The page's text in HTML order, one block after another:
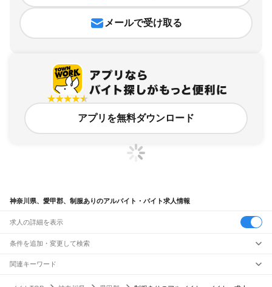
メールで受け取る
アプリを無料ダウンロード
神奈川県、愛甲郡、制服ありのアルバイト・バイト求人情報
求人の詳細を表示
条件を追加・変更して検索
市区町村を追加・変更
駅を追加・変更
関連キーワード